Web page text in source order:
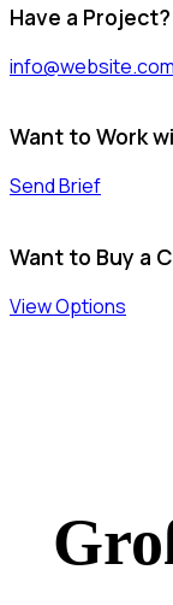
Have a Project?
info@website.com
Want to Work
Send Brief
Want to Buy a
View Options